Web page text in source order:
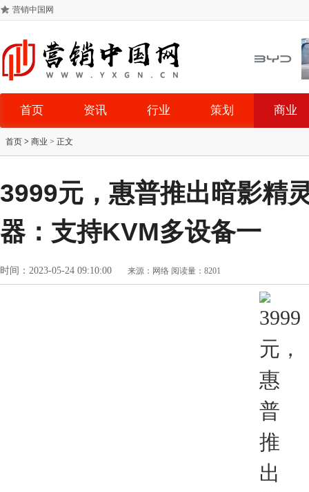
营销中国网
首页 资讯 行业 策划 商业
首页 > 商业 > 正文
3999元，惠普推出暗影精
器：支持KVM多设备一
时间：2023-05-24 09:10:00 来源：网络 阅读量：8201